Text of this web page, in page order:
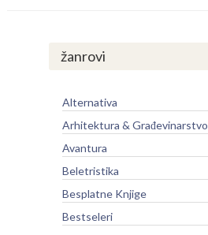
žanrovi
Alternativa
Arhitektura & Građevinarstvo
Avantura
Beletristika
Besplatne Knjige
Bestseleri